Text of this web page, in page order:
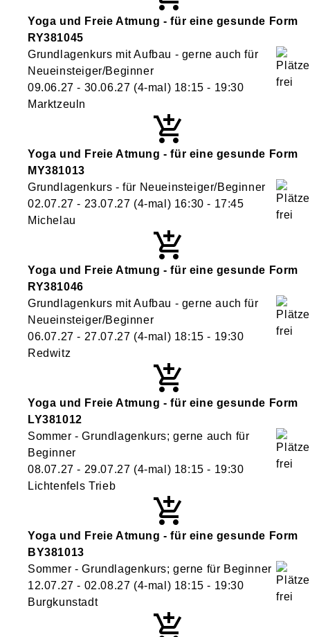
Yoga und Freie Atmung - für eine gesunde Form
RY381045
Grundlagenkurs mit Aufbau - gerne auch für
Neueinsteiger/Beginner
09.06.27 - 30.06.27 (4-mal) 18:15 - 19:30
Marktzeuln
Yoga und Freie Atmung - für eine gesunde Form
MY381013
Grundlagenkurs - für Neueinsteiger/Beginner
02.07.27 - 23.07.27 (4-mal) 16:30 - 17:45
Michelau
Yoga und Freie Atmung - für eine gesunde Form
RY381046
Grundlagenkurs mit Aufbau - gerne auch für
Neueinsteiger/Beginner
06.07.27 - 27.07.27 (4-mal) 18:15 - 19:30
Redwitz
Yoga und Freie Atmung - für eine gesunde Form
LY381012
Sommer - Grundlagenkurs; gerne auch für
Beginner
08.07.27 - 29.07.27 (4-mal) 18:15 - 19:30
Lichtenfels Trieb
Yoga und Freie Atmung - für eine gesunde Form
BY381013
Sommer - Grundlagenkurs; gerne für Beginner
12.07.27 - 02.08.27 (4-mal) 18:15 - 19:30
Burgkunstadt